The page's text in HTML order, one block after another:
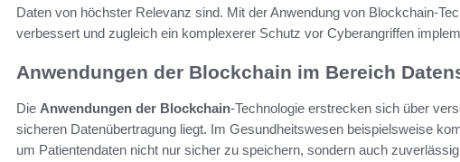
Daten von höchster Relevanz sind. Mit der Anwendung von Blockchain-
verbessert und zugleich ein komplexerer Schutz vor Cyberangriffen
Anwendungen der Blockchain im Bereich
Die Anwendungen der Blockchain-Technologie erstrecken sich über
sicheren Datenübertragung liegt. Im Gesundheitswesen beispielsweise
um Patientendaten nicht nur sicher zu speichern, sondern auch